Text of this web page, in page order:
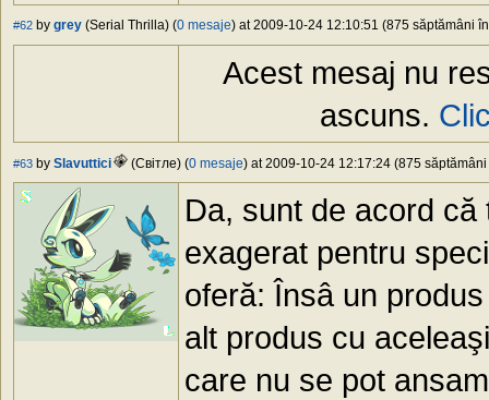
#62 by grey (Serial Thrilla) (0 mesaje) at 2009-10-24 12:10:51 (875 săptămâni
Acest mesaj nu
ascuns.
#63 by Slavuttici (Свiтлe) (0 mesaje) at 2009-10-24 12:17:24 (875
Da, sunt de acord
exagerat pentru
oferă: Însâ un
alt produs cu
care nu se pot